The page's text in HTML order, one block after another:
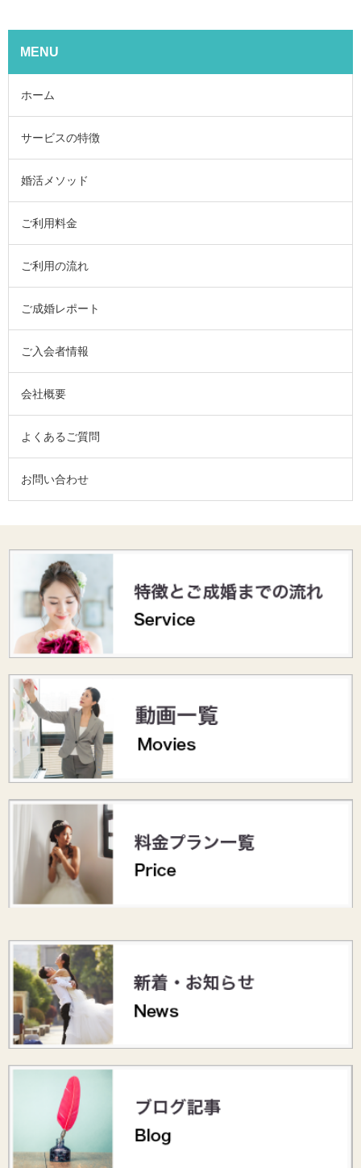
MENU
ホーム
サービスの特徴
婚活メソッド
ご利用料金
ご利用の流れ
ご成婚レポート
ご入会者情報
会社概要
よくあるご質問
お問い合わせ